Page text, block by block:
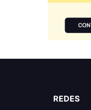
REDES